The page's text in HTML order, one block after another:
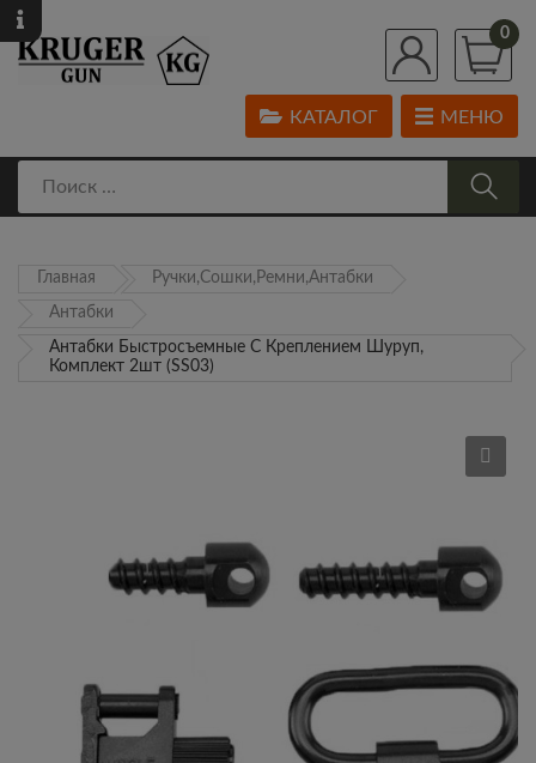
0
МЕНЮ
КАТАЛОГ
Главная Ручки,Сошки,Ремни,Антабки
Антабки
Антабки Быстросъемные С Креплением Шуруп,
Комплект 2шт (SS03)